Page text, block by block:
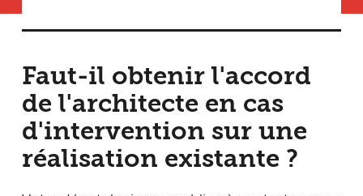
Faut-il obtenir l'accord
de l'architecte en cas
d'intervention sur une
réalisation existante ?